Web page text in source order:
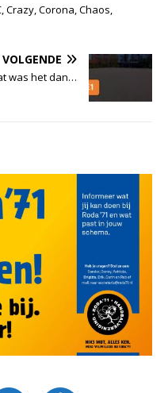
Crazy, Corona, Chaos,
VOLGENDE
was het dan…